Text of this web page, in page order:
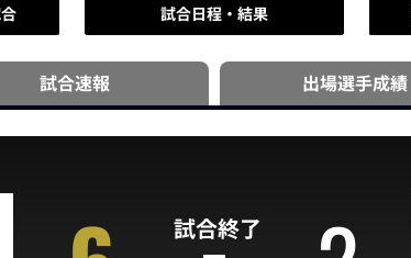
試合日程・結果
試合速報 出場選手成績
試合終了